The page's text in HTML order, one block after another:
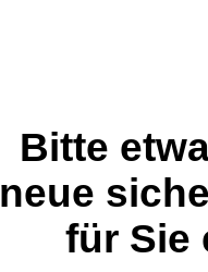
Bitte
neue
für Sie